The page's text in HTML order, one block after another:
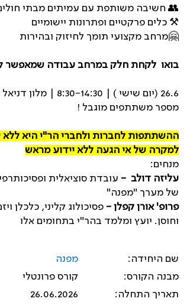
👥 חשיבה משותפת עם עמיתים מבתי
⚒️ כלים פרקטיים ופתרונות יישומיים
🤗מרחב מקצועי תומך לחיזוק ובהירות
בואו לקחת חלק במרחב עבודה שמאפשר
26.6 (יום שישי ) | 8:30-14:30 | מלון דניאל - הרצליה
מספר משתתפים מוגבל !
ההשתתפות לחברות ולחברי הר"י היא
למקרה של אי הגעה ללא יידוע מראש
מנחים:
עליזה דולב - עובדת סוציאלית
של מערך "מפנה"
פרופ' אורן קפלן -פסיכולוג קליני,
וחוסן. יועץ ומלמד בהר"י בתחומים אלו
שם היחידה:
מפנה
מבנה הקורס:
קורס פרונטלי
תאריך התחלה:
26.06.2026